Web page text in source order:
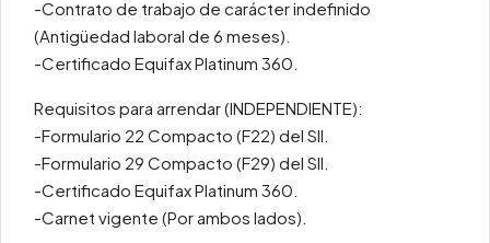
-Contrato de trabajo de carácter indefinido
(Antigüedad laboral de 6 meses).
-Certificado Equifax Platinum 360.
Requisitos para arrendar (INDEPENDIENTE):
-Formulario 22 Compacto (F22) del SII.
-Formulario 29 Compacto (F29) del SII.
-Certificado Equifax Platinum 360.
-Carnet vigente (Por ambos lados).